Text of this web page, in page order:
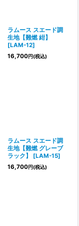
ラムース スエード調
生地【難燃 紺】
[LAM-12]
16,700円(税込)
ラムース スエード調
生地【難燃 グレーブ
ラック】
[LAM-15]
16,700円(税込)